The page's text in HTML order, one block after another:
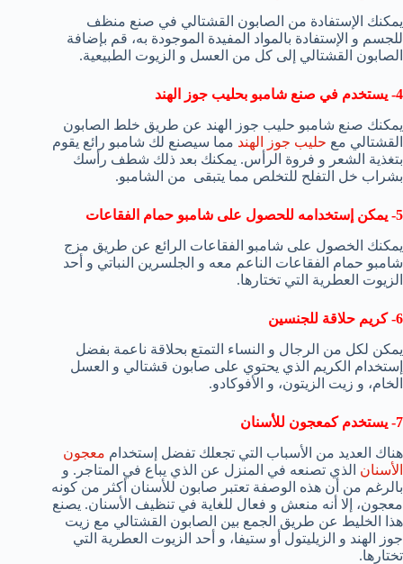
يمكنك الإستفادة من الصابون القشتالي في صنع منظف
للجسم و الإستفادة بالمواد المفيدة الموجودة به، قم بإضافة
الصابون القشتالي إلى كل من العسل و الزيوت الطبيعية.
4- يستخدم في صنع شامبو بحليب جوز الهند
يمكنك صنع شامبو حليب جوز الهند عن طريق خلط الصابون
القشتالي مع حليب جوز الهند مما سيصنع لك شامبو رائع يقوم
بتغذية الشعر و فروة الرأس. يمكنك بعد ذلك شطف رأسك
بشراب خل التفلح للتخلص مما يتبقى من الشامبو.
5- يمكن إستخدامه للحصول على شامبو حمام الفقاعات
يمكنك الخصول على شامبو الفقاعات الرائع عن طريق مزج
شامبو حمام الفقاعات الناعم معه و الجلسرين النباتي و أحد
الزيوت العطرية التي تختارها.
6- كريم حلاقة للجنسين
يمكن لكل من الرجال و النساء التمتع بحلاقة ناعمة بفضل
إستخدام الكريم الذي يحتوي على صابون قشتالي و العسل
الخام، و زيت الزيتون، و الأفوكادو.
7- يستخدم كمعجون للأسنان
هناك العديد من الأسباب التي تجعلك تفضل إستخدام معجون
الأسنان الذي تصنعه في المنزل عن الذي يباع في المتاجر. و
بالرغم من أن هذه الوصفة تعتبر صابون للأسنان أكثر من كونه
معجون، إلا أنه منعش و فعال للغاية في تنظيف الأسنان. يصنع
هذا الخليط عن طريق الجمع بين الصابون القشتالي مع زيت
جوز الهند و الزيليتول أو ستيفا، و أحد الزيوت العطرية التي
تختارها.